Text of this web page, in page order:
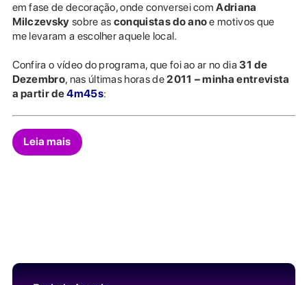
em fase de decoração, onde conversei comAdriana
Milczevsky sobre as conquistas do anoe motivos que
me levaram a escolher aquele local.
Confira o vídeo do programa, que foi ao ar no dia31 de
Dezembro, nas últimas horas de2011 – minha entrevista
a partir de4m45s:
Leia mais